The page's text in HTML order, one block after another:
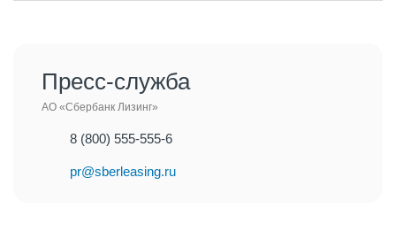
Пресс-служба
АО «Сбербанк Лизинг»
8 (800) 555-555-6
pr@sberleasing.ru